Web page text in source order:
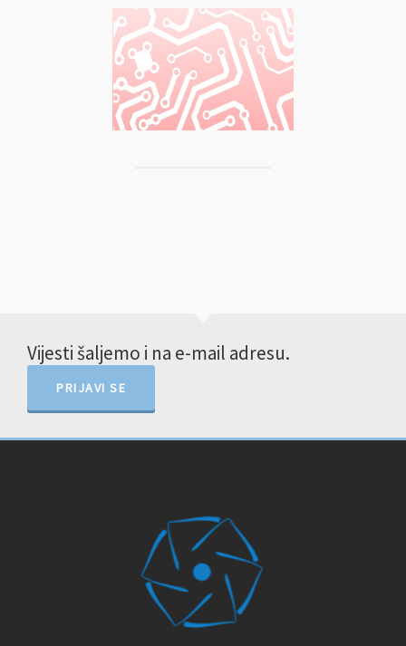
Vijesti šaljemo i na e-mail adresu.
PRIJAVI SE